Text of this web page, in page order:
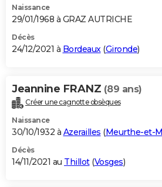
Naissance
29/01/1968 à GRAZ AUTRICHE
Décès
24/12/2021 à Bordeaux(Gironde)
Jeannine FRANZ (89 ans)
Créer une cagnotte obsèques
Naissance
30/10/1932 à Azerailles (Meurthe-et-
Décès
14/11/2021 au Thillot(Vosges)